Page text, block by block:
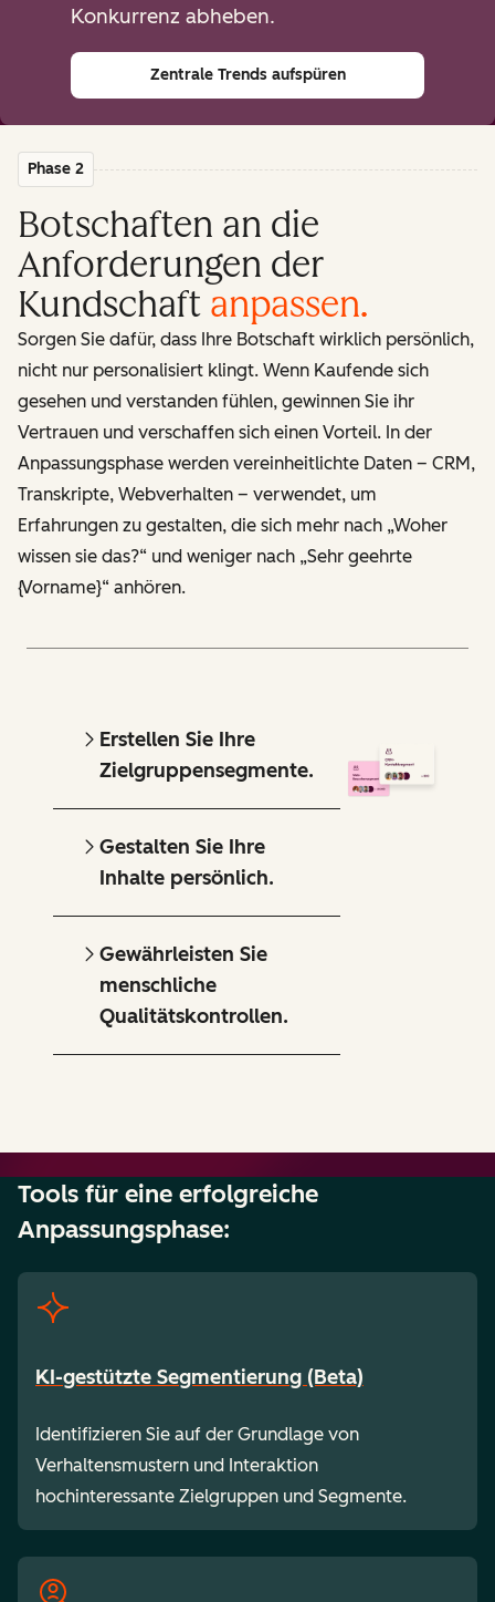
Konkurrenz abheben.
Zentrale Trends aufspüren
Phase 2
Botschaften an die
Anforderungen der
Kundschaft anpassen.
Sorgen Sie dafür, dass Ihre Botschaft wirklich persönlich,
nicht nur personalisiert klingt. Wenn Kaufende sich
gesehen und verstanden fühlen, gewinnen Sie ihr
Vertrauen und verschaffen sich einen Vorteil. In der
Anpassungsphase werden vereinheitlichte Daten – CRM,
Transkripte, Webverhalten – verwendet, um
Erfahrungen zu gestalten, die sich mehr nach „Woher
wissen sie das?“ und weniger nach „Sehr geehrte
{Vorname}“ anhören.
Erstellen Sie Ihre
Zielgruppensegmente.
Gestalten Sie Ihre
Inhalte persönlich.
Gewährleisten Sie
menschliche
Qualitätskontrollen.
Tools für eine erfolgreiche
Anpassungsphase:
KI-gestützte Segmentierung (Beta)
Identifizieren Sie auf der Grundlage von
Verhaltensmustern und Interaktion
hochinteressante Zielgruppen und Segmente.